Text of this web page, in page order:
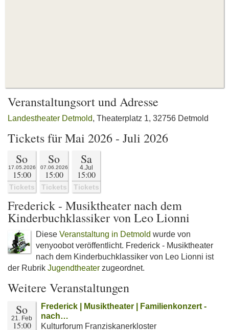
Veranstaltungsort und Adresse
Landestheater Detmold, Theaterplatz 1, 32756 Detmold
Tickets für Mai 2026 - Juli 2026
So
17.05.2026
15:00
Tickets
So
07.06.2026
15:00
Tickets
Sa
4.Jul
15:00
Tickets
Frederick - Musiktheater nach dem
Kinderbuchklassiker von Leo Lionni
Diese Veranstaltung in Detmold wurde von
venyoobot veröffentlicht. Frederick - Musiktheater
nach dem Kinderbuchklassiker von Leo Lionni ist
der Rubrik Jugendtheater zugeordnet.
Weitere Veranstaltungen
So
21. Feb
15:00
Frederick | Musiktheater | Familienkonzert -
nach…
Kulturforum Franziskanerkloster